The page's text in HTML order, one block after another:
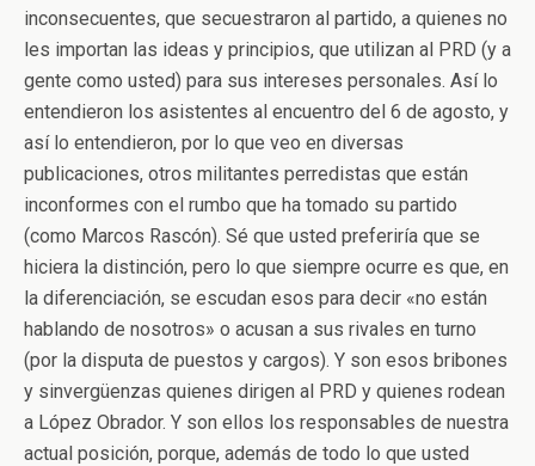
inconsecuentes, que secuestraron al partido, a quienes no
les importan las ideas y principios, que utilizan al PRD (y a
gente como usted) para sus intereses personales. Así lo
entendieron los asistentes al encuentro del 6 de agosto, y
así lo entendieron, por lo que veo en diversas
publicaciones, otros militantes perredistas que están
inconformes con el rumbo que ha tomado su partido
(como Marcos Rascón). Sé que usted preferiría que se
hiciera la distinción, pero lo que siempre ocurre es que, en
la diferenciación, se escudan esos para decir «no están
hablando de nosotros» o acusan a sus rivales en turno
(por la disputa de puestos y cargos). Y son esos bribones
y sinvergüenzas quienes dirigen al PRD y quienes rodean
a López Obrador. Y son ellos los responsables de nuestra
actual posición, porque, además de todo lo que usted